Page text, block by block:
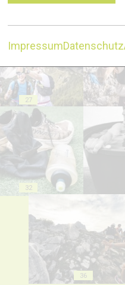
27
32
36
ImpressumDatenschutz